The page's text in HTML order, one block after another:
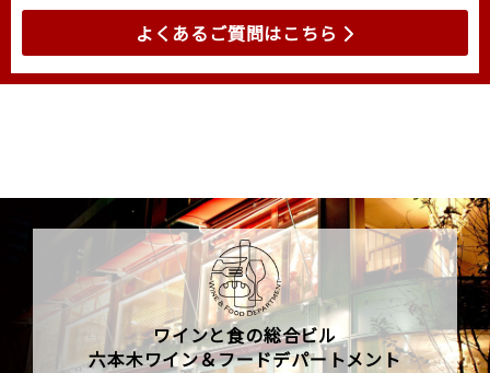
よくあるご質問はこちら
ワインと食の総合ビル
六本木ワイン＆フードデパートメント